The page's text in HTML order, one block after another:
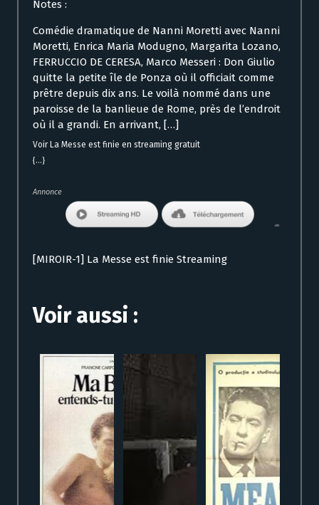
Notes :
Comédie dramatique de Nanni Moretti avec Nanni
Moretti, Enrica Maria Modugno, Margarita Lozano,
FERRUCCIO DE CERESA, Marco Messeri : Don Giulio
quitte la petite île de Ponza où il officiait comme
prêtre depuis dix ans. Le voilà nommé dans une
paroisse de la banlieue de Rome, près de l’endroit
où il a grandi. En arrivant, […]
Voir La Messe est finie en streaming gratuit
{...}
Annonce
[MIROIR-1] La Messe est finie Streaming
Voir aussi :